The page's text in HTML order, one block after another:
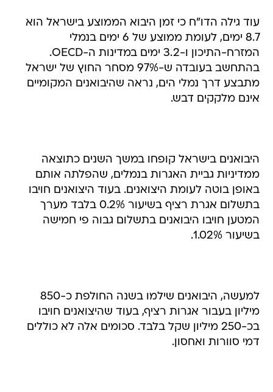
עוד גילה הדו"ח כי זמן היבוא הממוצע בישראל הוא
8.7 ימים, לעומת ממוצע של 6 ימים בנמלי
המזרח-התיכון ו-3.2 ימים במדינות ה-OECD.
בהתחשב בעובדה ש-97% מסחר החוץ של ישראל
מתבצע דרך נמלי הים, נראה שהיבואנים המקומיים
אינם מלקקים דבש.
היבואנים בישראל קופחו במשך השנים כתוצאה
ממדיניות גביית האגרות בנמלים, שהפלתה אותם
באופן בוטה לעומת היצואנים. בעוד היצואנים חויבו
בתשלום אגרת רציף בשיעור 0.2% בלבד מערך
המטען חויבו היבואנים בתשלום גבוה פי חמישה
בשיעור 1.02%.
למעשה, היבואנים שילמו בשנה החולפת כ-850
מיליון בעבור אגרות רציף, בעוד שהיצואנים חויבו
בכ-250 מיליון שקל בלבד. סכומים אלה לא כוללים
דמי סוורות ואחסון.